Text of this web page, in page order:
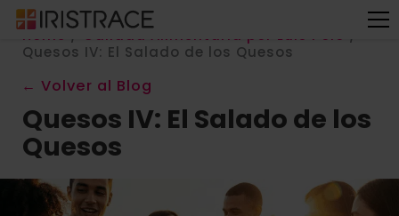
Home / Calidad Alimentaria por Luis Polo /
Quesos IV: El Salado de los Quesos
← Volver al Blog
Quesos IV: El Salado de los
Quesos